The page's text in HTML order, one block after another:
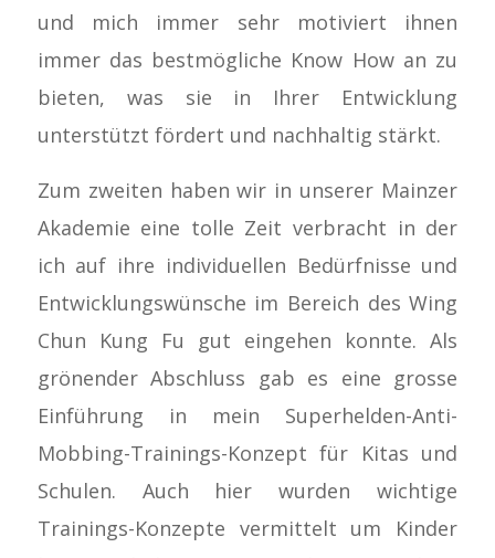
und mich immer sehr motiviert ihnen
immer das bestmögliche Know How an zu
bieten, was sie in Ihrer Entwicklung
unterstützt fördert und nachhaltig stärkt.
Zum zweiten haben wir in unserer Mainzer
Akademie eine tolle Zeit verbracht in der
ich auf ihre individuellen Bedürfnisse und
Entwicklungswünsche im Bereich des Wing
Chun Kung Fu gut eingehen konnte. Als
grönender Abschluss gab es eine grosse
Einführung in mein Superhelden-Anti-
Mobbing-Trainings-Konzept für Kitas und
Schulen. Auch hier wurden wichtige
Trainings-Konzepte vermittelt um Kinder